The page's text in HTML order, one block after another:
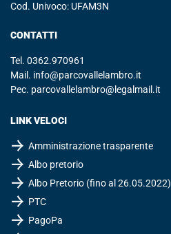
Cod. Univoco: UFAM3N
CONTATTI
Tel. 0362.970961
Mail. info@parcovallelambro.it
Pec. parcovallelambro@legalmail.it
LINK VELOCI
Amministrazione trasparente
Albo pretorio
Albo Pretorio (fino al 26.05.2022)
PTC
PagoPa